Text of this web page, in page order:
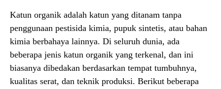
Katun organik adalah katun yang ditanam tanpa
penggunaan pestisida kimia, pupuk sintetis, atau bahan
kimia berbahaya lainnya. Di seluruh dunia, ada
beberapa jenis katun organik yang terkenal, dan ini
biasanya dibedakan berdasarkan tempat tumbuhnya,
kualitas serat, dan teknik produksi. Berikut beberapa